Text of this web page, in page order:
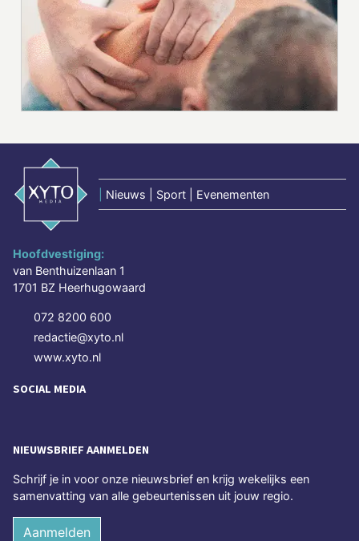
Nieuws | Sport | Evenementen
Hoofdvestiging:
van Benthuizenlaan 1
1701 BZ Heerhugowaard
072 8200 600
redactie@xyto.nl
www.xyto.nl
SOCIAL MEDIA
NIEUWSBRIEF AANMELDEN
Schrijf je in voor onze nieuwsbrief en krijg wekelijks een
samenvatting van alle gebeurtenissen uit jouw regio.
Aanmelden